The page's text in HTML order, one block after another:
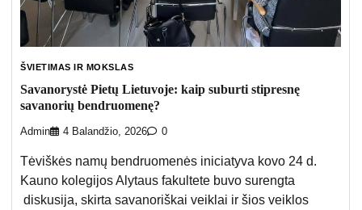
ŠVIETIMAS IR MOKSLAS
Savanorystė Pietų Lietuvoje: kaip suburti stipresnę
savanorių bendruomenę?
Admin 4 Balandžio, 2026 0
Tėviškės namų bendruomenės iniciatyva kovo 24 d.
Kauno kolegijos Alytaus fakultete buvo surengta
diskusija, skirta savanoriškai veiklai ir šios veiklos